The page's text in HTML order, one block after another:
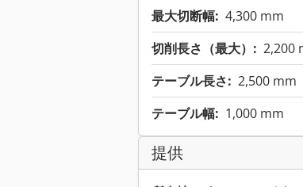
最大切断幅: 4,300 mm
切削長さ（最大）: 2,200
テーブル長さ: 2,500 mm
テーブル幅: 1,000 mm
提供